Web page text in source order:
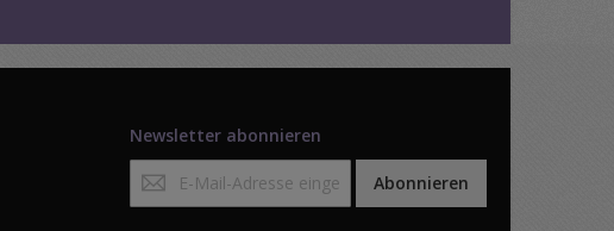
Newsletter abonnieren
zum
Abonnieren